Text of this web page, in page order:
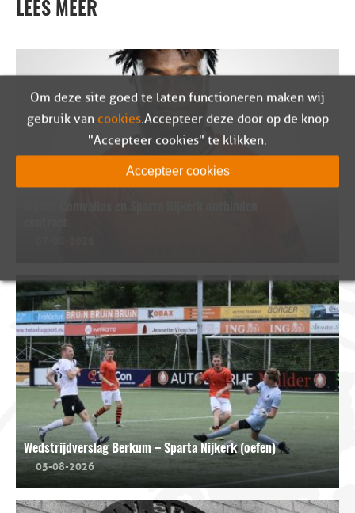
LEES MEER
Wedstrijdverslag Berkum – Sparta Nijkerk (oefen)
05-08-2026
Om deze site goed te laten functioneren maken wij
gebruik van cookies. Accepteer deze door op de knop
"Accepteer cookies" te klikken.
Accepteer cookies